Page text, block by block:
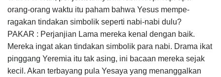
orang-orang waktu itu paham bahwa Yesus mem­pe­
ragakan tindakan simbolik seperti nabi-nabi dulu?
PAKAR : Perjanjian Lama mereka kenal dengan baik.
Mereka ingat akan tindakan simbolik para nabi. Drama ikat
pinggang Yeremia itu tak asing, ini bacaan mereka sejak
kecil. Akan terbayang pula Yesaya yang menanggalkan